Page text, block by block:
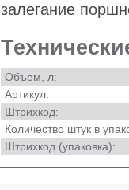
залегание
Объем, л:
Артикул:
Штрихкод:
Количество штук в
Штрихкод (упаковка):